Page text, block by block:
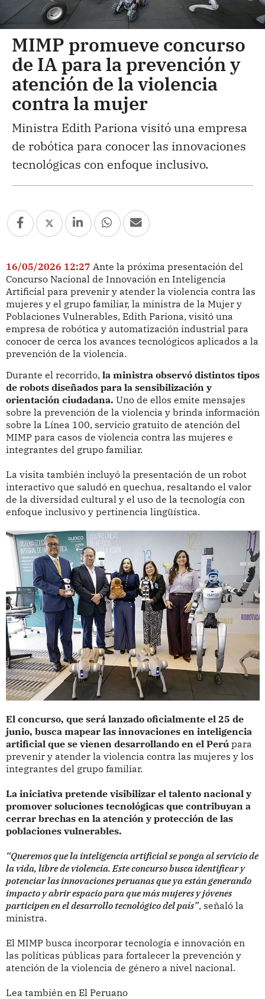
MIMP promueve concurso
de IA para la prevención y
atención de la violencia
contra la mujer
Ministra Edith Pariona visitó una empresa
de robótica para conocer las innovaciones
tecnológicas con enfoque inclusivo.
16/05/2026 12:27 Ante la próxima presentación del
Concurso Nacional de Innovación en Inteligencia
Artificial para prevenir y atender la violencia contra las
mujeres y el grupo familiar, la ministra de la Mujer y
Poblaciones Vulnerables, Edith Pariona, visitó una
empresa de robótica y automatización industrial para
conocer de cerca los avances tecnológicos aplicados a la
prevención de la violencia.
Durante el recorrido, la ministra observó distintos tipos
de robots diseñados para la sensibilización y
orientación ciudadana. Uno de ellos emite mensajes
sobre la prevención de la violencia y brinda información
sobre la Línea 100, servicio gratuito de atención del
MIMP para casos de violencia contra las mujeres e
integrantes del grupo familiar.
La visita también incluyó la presentación de un robot
interactivo que saludó en quechua, resaltando el valor
de la diversidad cultural y el uso de la tecnología con
enfoque inclusivo y pertinencia lingüística.
El concurso, que será lanzado oficialmente el 25 de
junio, busca mapear las innovaciones en inteligencia
artificial que se vienen desarrollando en el Perú para
prevenir y atender la violencia contra las mujeres y los
integrantes del grupo familiar.
La iniciativa pretende visibilizar el talento nacional y
promover soluciones tecnológicas que contribuyan a
cerrar brechas en la atención y protección de las
poblaciones vulnerables.
“Queremos que la inteligencia artificial se ponga al servicio de
la vida, libre de violencia. Este concurso busca identificar y
potenciar las innovaciones peruanas que ya están generando
impacto y abrir espacio para que más mujeres y jóvenes
participen en el desarrollo tecnológico del país”, señaló la
ministra.
El MIMP busca incorporar tecnología e innovación en
las políticas públicas para fortalecer la prevención y
atención de la violencia de género a nivel nacional.
Lea también en El Peruano